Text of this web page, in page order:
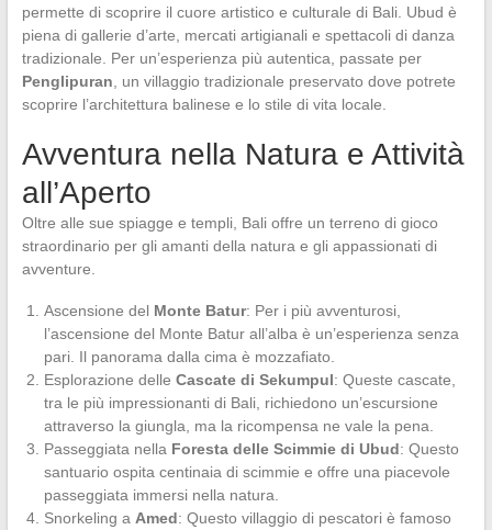
permette di scoprire il cuore artistico e culturale di Bali. Ubud è
piena di gallerie d’arte, mercati artigianali e spettacoli di danza
tradizionale. Per un’esperienza più autentica, passate per
Penglipuran , un villaggio tradizionale preservato dove potrete
scoprire l’architettura balinese e lo stile di vita locale.
Avventura nella Natura e Attività
all’Aperto
Oltre alle sue spiagge e templi, Bali offre un terreno di gioco
straordinario per gli amanti della natura e gli appassionati di
avventure.
Ascensione del Monte Batur: Per i più avventurosi,
l’ascensione del Monte Batur all’alba è un’esperienza senza
pari. Il panorama dalla cima è mozzafiato.
Esplorazione delle Cascate di Sekumpul: Queste cascate,
tra le più impressionanti di Bali, richiedono un’escursione
attraverso la giungla, ma la ricompensa ne vale la pena.
Passeggiata nella Foresta delle Scimmie di Ubud: Questo
santuario ospita centinaia di scimmie e offre una piacevole
passeggiata immersi nella natura.
Snorkeling a Amed: Questo villaggio di pescatori è famoso